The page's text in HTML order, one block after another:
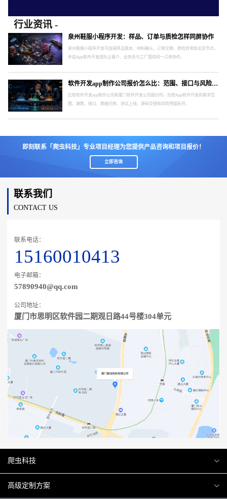
行业资讯 -
泉州鞋服小程序开发：样品、订单与质检怎样同屏协作
泉州鞋服小程序开发可连接样品版本、材料确认、订单交期、质检异常和出货节点，
并由App软件开发团队让客户、业务员与工厂围绕同一订单协作。
软件开发app制作公司报价怎么比：范围、接口与风险要分开
比较软件开发app制作公司和厦门软件开发公司报价时，应把App软件开发的需求范
围、端数、接口、数据迁移、测试上线、源码交接和风险预留拆开。
即刻联系「爬虫科技」专业项目经理为您提供产品咨询和项目报价！
立即咨询
联系我们
CONTACT US
联系电话：
15160010413
电子邮箱：
57890940@qq.com
公司地址：
厦门市思明区软件园二期观日路44号楼304单元
爬虫科技
爬虫案例
高级定制方案